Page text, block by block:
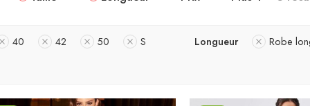
40 42 50 S Longueur Robe